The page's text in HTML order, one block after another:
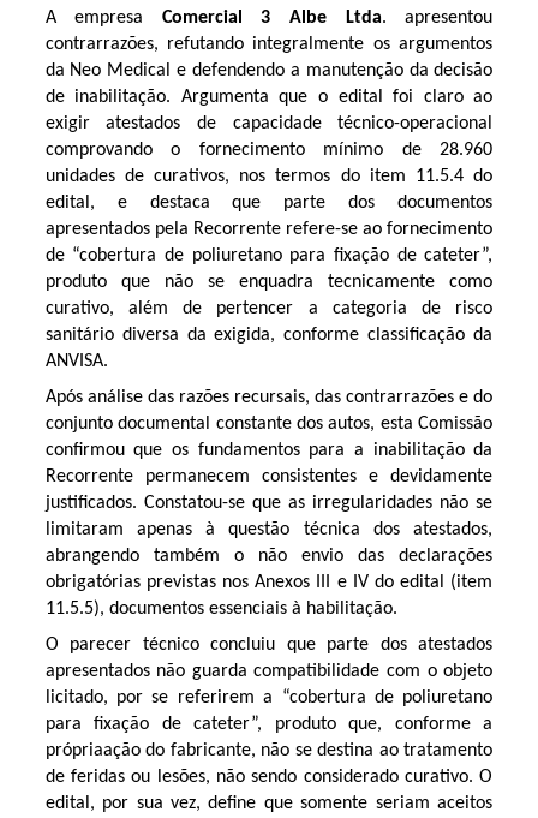
A empresa Comercial 3 Albe Ltda. apresentou
contrarrazões, refutando integralmente os argumentos
da Neo Medical e defendendo a manutenção da decisão
de inabilitação. Argumenta que o edital foi claro ao
exigir atestados de capacidade técnico-operacional
comprovando o fornecimento mínimo de 28.960
unidades de curativos, nos termos do item 11.5.4 do
edital, e destaca que parte dos documentos
apresentados pela Recorrente refere-se ao fornecimento
de “cobertura de poliuretano para fixação de cateter”,
produto que não se enquadra tecnicamente como
curativo, além de pertencer a categoria de risco
sanitário diversa da exigida, conforme classificação da
ANVISA.
Após análise das razões recursais, das contrarrazões e do
conjunto documental constante dos autos, esta Comissão
confirmou que os fundamentos para a inabilitação da
Recorrente permanecem consistentes e devidamente
justificados. Constatou-se que as irregularidades não se
limitaram apenas à questão técnica dos atestados,
abrangendo também o não envio das declarações
obrigatórias previstas nos Anexos III e IV do edital (item
11.5.5), documentos essenciais à habilitação.
O parecer técnico concluiu que parte dos atestados
apresentados não guarda compatibilidade com o objeto
licitado, por se referirem a “cobertura de poliuretano
para fixação de cateter”, produto que, conforme a
própriaação do fabricante, não se destina ao tratamento
de feridas ou lesões, não sendo considerado curativo. O
edital, por sua vez, define que somente seriam aceitos